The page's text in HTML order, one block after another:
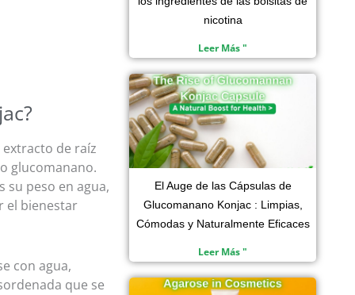
de raíz
glucomanano.
su peso en agua,
el bienestar
con agua,
que se
nicotina
Leer Más "
El Auge de las Cápsulas de
Glucomanano Konjac : Limpias,
Cómodas y Naturalmente Eficaces
Leer Más "